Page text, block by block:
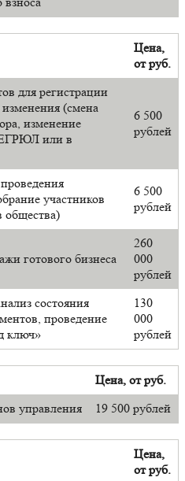
Цена,
от руб.
для регистрации
(смена
изменение
или в
6 500
рублей
участников
общества)
6 500
рублей
готового бизнеса
260
000
рублей
состояния
проведение
ключ»
130
000
рублей
Цена, от руб.
управления
19 500 рублей
Цена,
от руб.